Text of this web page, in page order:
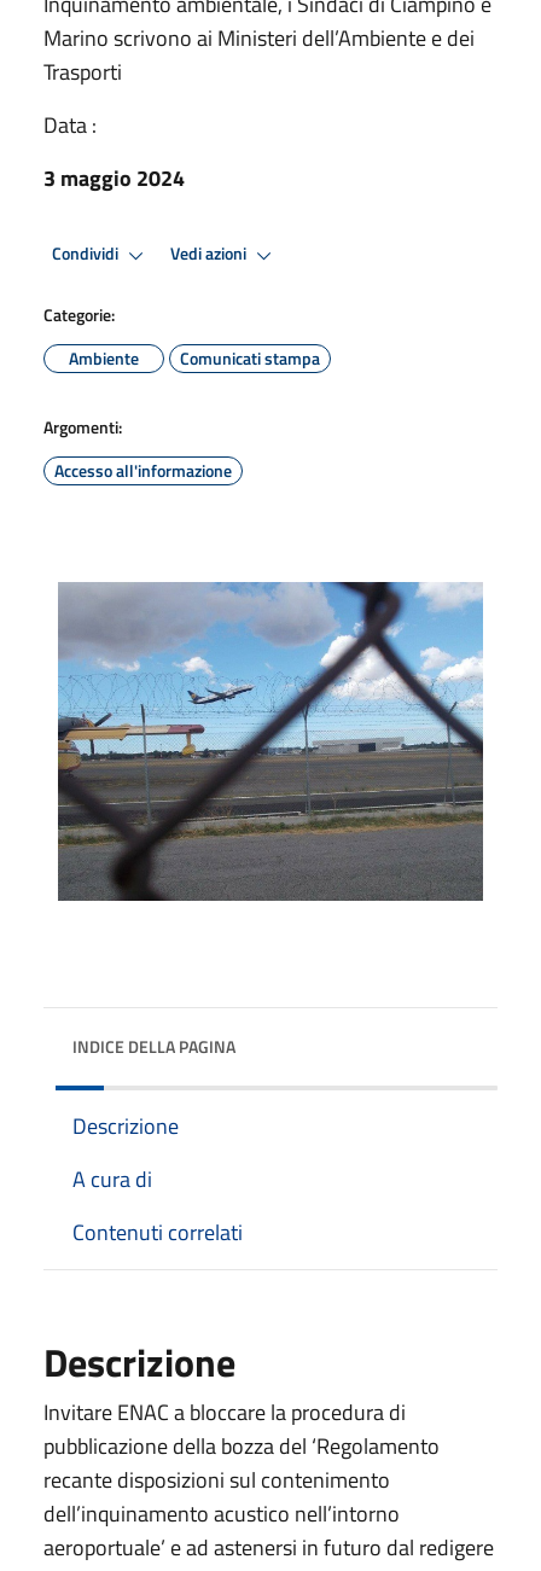
Marino scrivono ai Ministeri dell’Ambiente e dei
Trasporti
Data :
3 maggio 2024
Condividi Vedi azioni
Categorie:
Ambiente
Comunicati stampa
Argomenti:
Accesso all'informazione
INDICE DELLA PAGINA
Descrizione
A cura di
Contenuti correlati
Descrizione
Invitare ENAC a bloccare la procedura di
pubblicazione della bozza del ‘Regolamento
recante disposizioni sul contenimento
dell’inquinamento acustico nell’intorno
aeroportuale’ e ad astenersi in futuro dal redigere